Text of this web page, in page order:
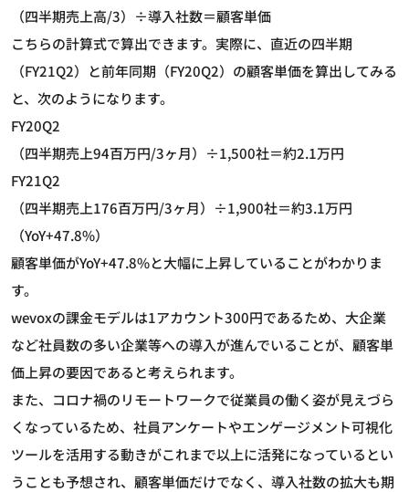
（四半期売上高/3）÷導入社数＝顧客単価
こちらの計算式で算出できます。実際に、直近の四半期
（FY21Q2）と前年同期（FY20Q2）の顧客単価を算出してみる
と、次のようになります。
FY20Q2
（四半期売上94百万円/3ヶ月）÷1,500社＝約2.1万円
FY21Q2
（四半期売上176百万円/3ヶ月）÷1,900社＝約3.1万円
（YoY+47.8%）
顧客単価がYoY+47.8%と大幅に上昇していることがわかりま
す。
wevoxの課金モデルは1アカウント300円であるため、大企業
など社員数の多い企業等への導入が進んでいることが、顧客単
価上昇の要因であると考えられます。
また、コロナ禍のリモートワークで従業員の働く姿が見えづら
くなっているため、社員アンケートやエンゲージメント可視化
ツールを活用する動きがこれまで以上に活発になっているとい
うことも予想され、顧客単価だけでなく、導入社数の拡大も期